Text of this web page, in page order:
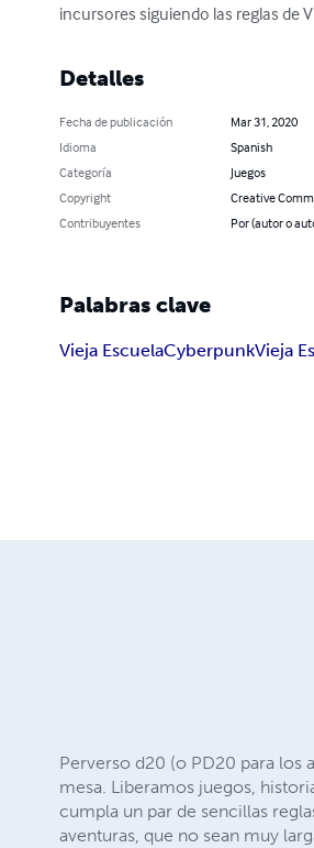
incursores siguiendo las reglas de
Detalles
Fecha de publicación
Mar 31, 2020
Idioma
Spanish
Categoría
Juegos
Copyright
Creative
Contribuyentes
Por (autor o
Palabras clave
Vieja EscuelaCyberpunkVieja
Perverso d20 (o PD20 para
mesa. Liberamos juegos,
cumpla un par de sencillas
aventuras, que no sean muy